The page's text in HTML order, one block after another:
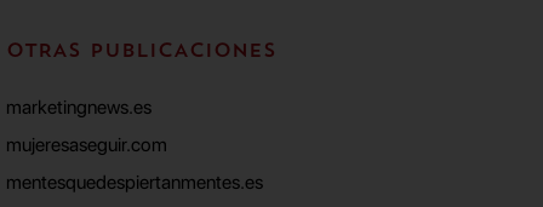
OTRAS PUBLICACIONES
marketingnews.es
mujeresaseguir.com
mentesquedespiertanmentes.es